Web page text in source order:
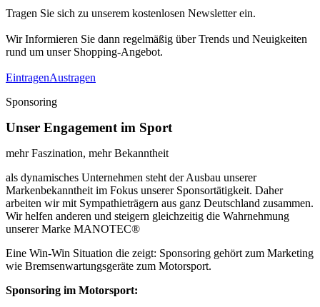
Tragen Sie sich zu unserem kostenlosen Newsletter ein.
Wir Informieren Sie dann regelmäßig über Trends und Neuigkeiten
rund um unser Shopping-Angebot.
EintragenAustragen
Sponsoring
Unser Engagement im Sport
mehr Faszination, mehr Bekanntheit
als dynamisches Unternehmen steht der Ausbau unserer
Markenbekanntheit im Fokus unserer Sponsortätigkeit. Daher
arbeiten wir mit Sympathieträgern aus ganz Deutschland zusammen.
Wir helfen anderen und steigern gleichzeitig die Wahrnehmung
unserer Marke MANOTEC®
Eine Win-Win Situation die zeigt: Sponsoring gehört zum Marketing
wie Bremsenwartungsgeräte zum Motorsport.
Sponsoring im Motorsport: